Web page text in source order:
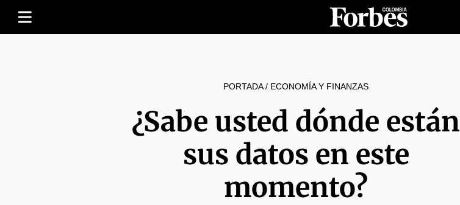
PORTADA/ ECONOMÍA Y FINANZAS
¿Sabe usted dónde están
sus datos en este
momento?